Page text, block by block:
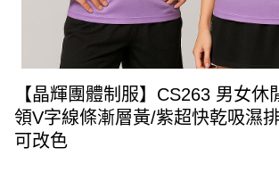
【晶輝團體制服】CS263 男女休
領V字線條漸層黃/紫超快乾吸濕
可改色